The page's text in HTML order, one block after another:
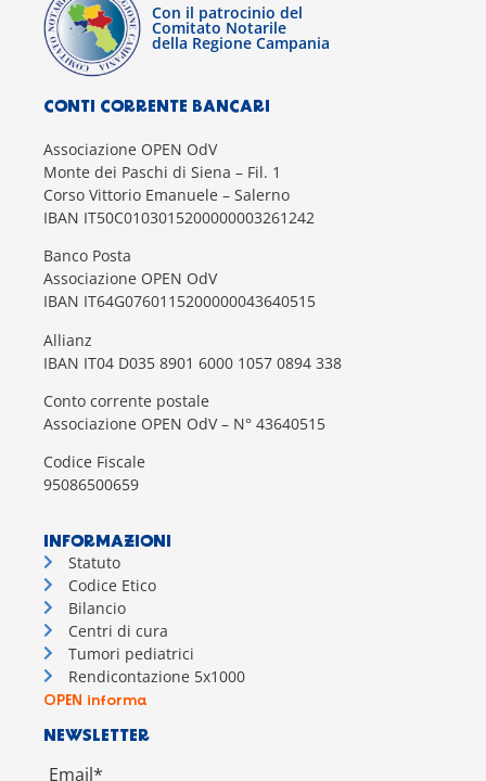
Con il patrocinio del
Comitato Notarile
della Regione Campania
CONTI CORRENTE BANCARI
Associazione OPEN OdV
Monte dei Paschi di Siena – Fil. 1
Corso Vittorio Emanuele – Salerno
IBAN IT50C0103015200000003261242
Banco Posta
Associazione OPEN OdV
IBAN IT64G0760115200000043640515
Allianz
IBAN IT04 D035 8901 6000 1057 0894 338
Conto corrente postale
Associazione OPEN OdV – N° 43640515
Codice Fiscale
95086500659
INFORMAZIONI
Statuto
Codice Etico
Bilancio
Centri di cura
Tumori pediatrici
Rendicontazione 5x1000
OPEN informa
NEWSLETTER
Email*